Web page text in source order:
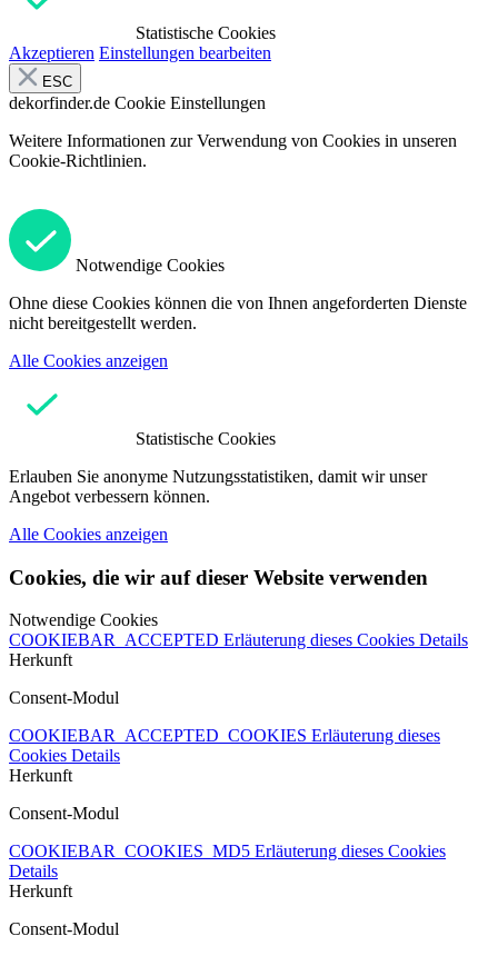
Statistische Cookies
Akzeptieren Einstellungen bearbeiten
ESC
dekorfinder.de Cookie Einstellungen
Weitere Informationen zur Verwendung von Cookies in unseren
Cookie-Richtlinien.
Notwendige Cookies
Ohne diese Cookies können die von Ihnen angeforderten Dienste
nicht bereitgestellt werden.
Alle Cookies anzeigen
Statistische Cookies
Erlauben Sie anonyme Nutzungsstatistiken, damit wir unser
Angebot verbessern können.
Alle Cookies anzeigen
Cookies, die wir auf dieser Website verwenden
Notwendige Cookies
COOKIEBAR_ACCEPTED Erläuterung dieses Cookies Details
Herkunft
Consent-Modul
COOKIEBAR_ACCEPTED_COOKIES Erläuterung dieses
Cookies Details
Herkunft
Consent-Modul
COOKIEBAR_COOKIES_MD5 Erläuterung dieses Cookies
Details
Herkunft
Consent-Modul